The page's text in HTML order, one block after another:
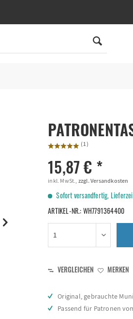
(1)
15,87 € *
inkl. MwSt., zzgl. Versandkosten
Sofort versandfertig,
ARTIKEL-NR.:WH7791364400
VERGLEICHEN MERKEN
Original, gebrauchte
Passend für Patronen